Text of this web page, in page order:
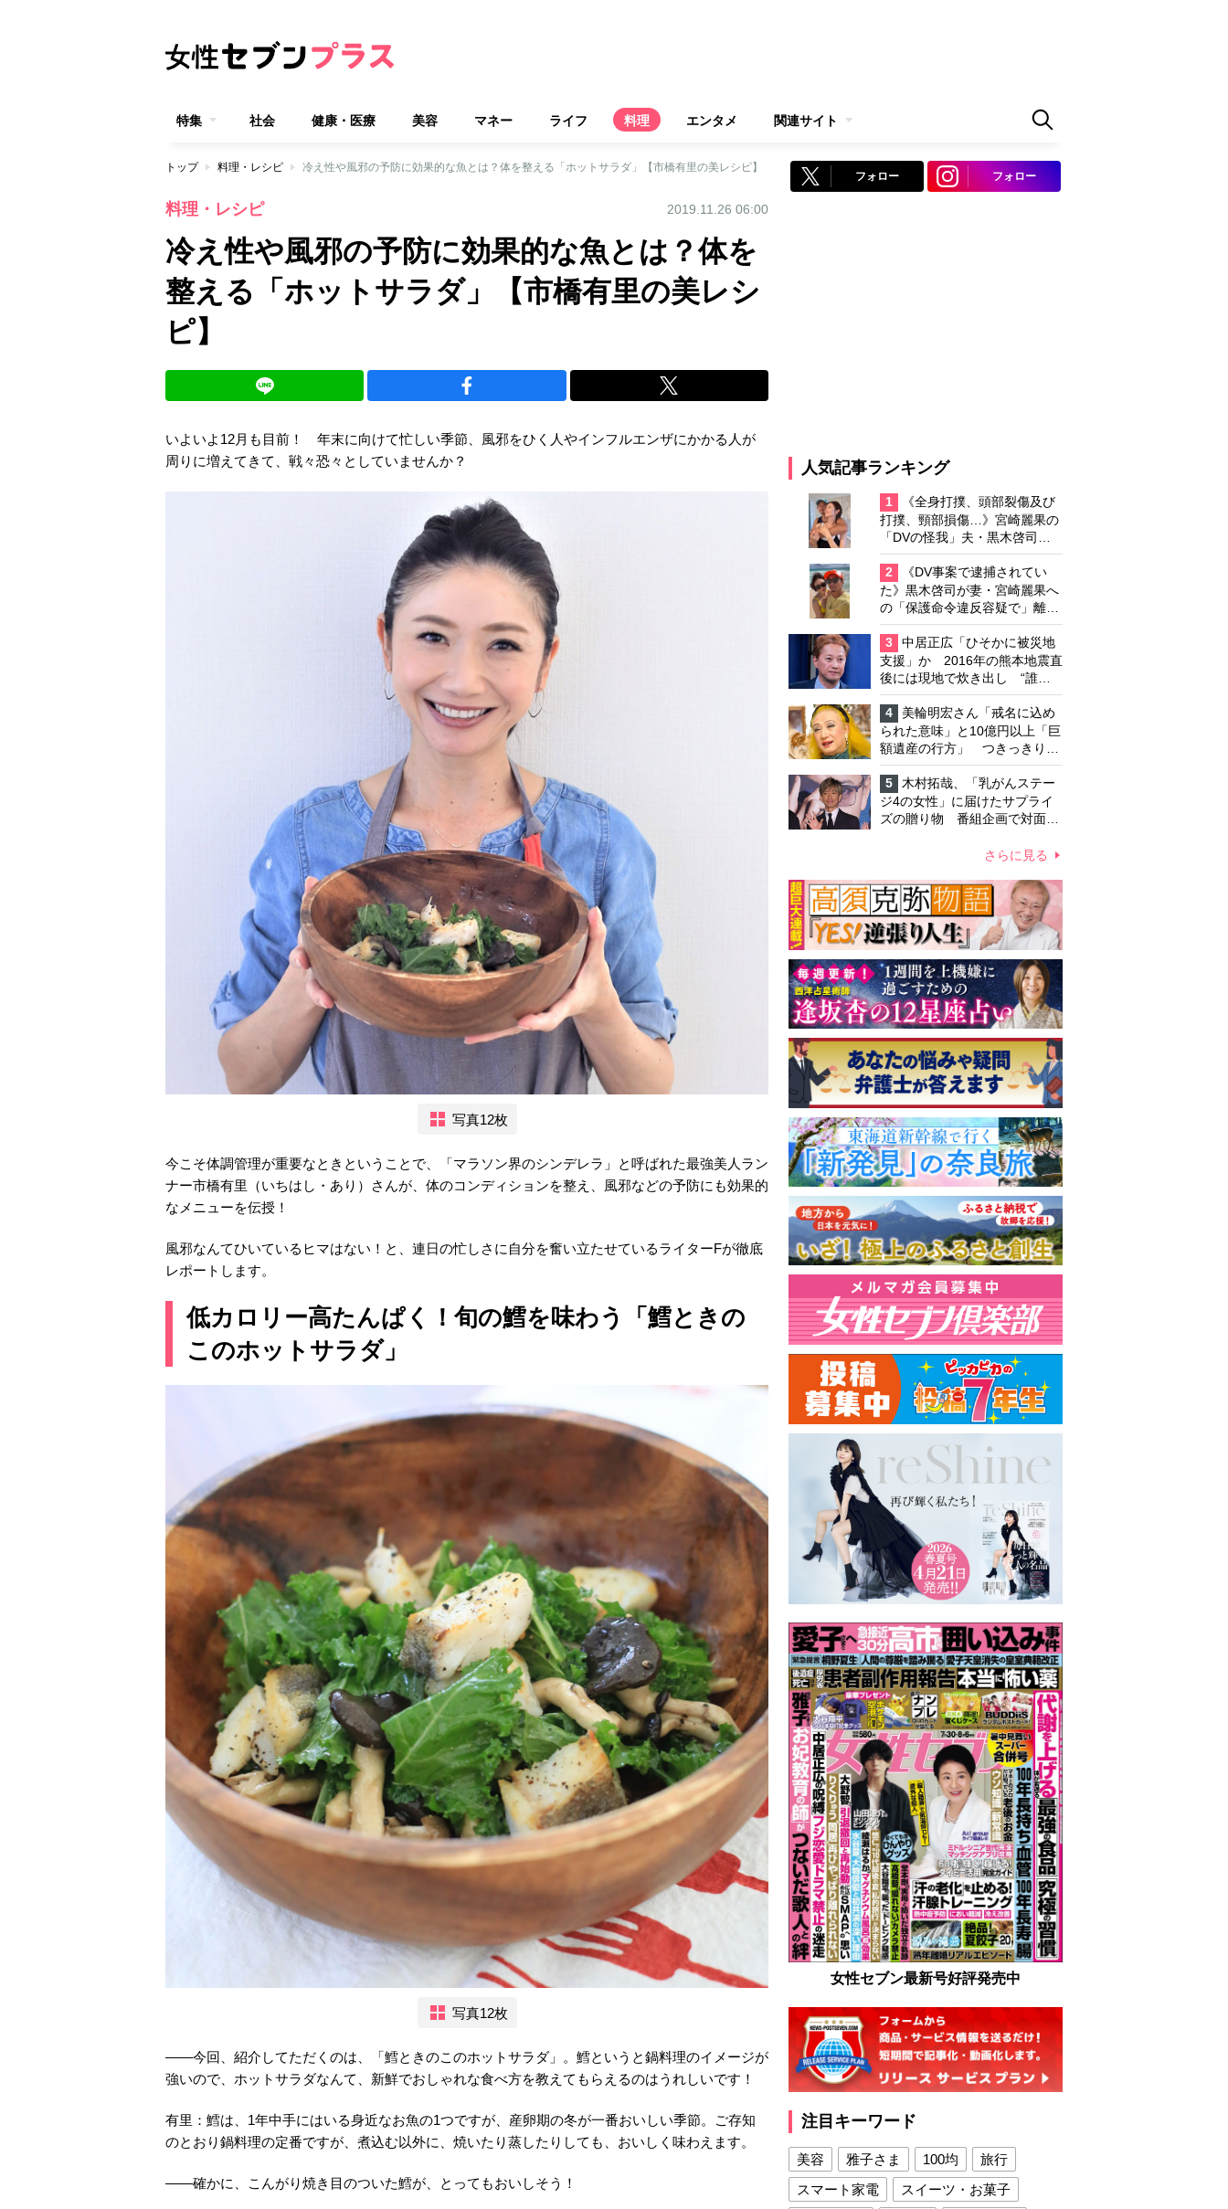
特集 社会 健康・医療 美容 マネー ライフ 料理 エンタメ 関連サイト
トップ 料理・レシピ 冷え性や風邪の予防に効果的な魚とは？体を整える「ホットサラダ」【市橋有里の美レシピ】
料理・レシピ 2019.11.26 06:00
冷え性や風邪の予防に効果的な魚とは？体を
整える「ホットサラダ」【市橋有里の美レシ
ピ】
いよいよ12月も目前！ 年末に向けて忙しい季節、風邪をひく人やインフルエンザにかかる人が
周りに増えてきて、戦々恐々としていませんか？
写真12枚
今こそ体調管理が重要なときということで、「マラソン界のシンデレラ」と呼ばれた最強美人ラン
ナー市橋有里（いちはし・あり）さんが、体のコンディションを整え、風邪などの予防にも効果的
なメニューを伝授！
風邪なんてひいているヒマはない！と、連日の忙しさに自分を奮い立たせているライターFが徹底
レポートします。
低カロリー高たんぱく！旬の鱈を味わう「鱈ときの
このホットサラダ」
写真12枚
――今回、紹介してただくのは、「鱈ときのこのホットサラダ」。鱈というと鍋料理のイメージが
強いので、ホットサラダなんて、新鮮でおしゃれな食べ方を教えてもらえるのはうれしいです！
有里：鱈は、1年中手にはいる身近なお魚の1つですが、産卵期の冬が一番おいしい季節。ご存知
のとおり鍋料理の定番ですが、煮込む以外に、焼いたり蒸したりしても、おいしく味わえます。
――確かに、こんがり焼き目のついた鱈が、とってもおいしそう！
フォロー フォロー
人気記事ランキング
1
《全身打撲、頭部裂傷及び
打撲、頸部損傷…》宮崎麗果の
「DVの怪我」夫・黒木啓司の
逮捕で始まる「夫婦の闘争」
2
《DV事案で逮捕されてい
た》黒木啓司が妻・宮崎麗果へ
の「保護命令違反容疑で」離婚
協議は「第二ステージ」へ
3
中居正広「ひそかに被災地
支援」か 2016年の熊本地震直
後には現地で炊き出し “誰に
も知られなくて良い”と、むし
ろ強まる福祉活動への思い
4
美輪明宏さん「戒名に込め
られた意味」と10億円以上「巨
額遺産の行方」 つきっきりで
私生活をサポートしていた元俳
優が相続か
5
木村拓哉、「乳がんステー
ジ4の女性」に届けたサプライ
ズの贈り物 番組企画で対面し
心遣いに「うれしくて号泣しま
さらに見る
女性セブン最新号好評発売中
注目キーワード
美容 雅子さま 100均
旅行
スマート家電
スイーツ・お菓子